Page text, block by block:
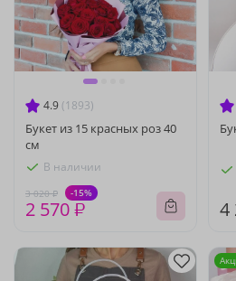
4.9 (1893)
Букет из 15 красных роз 40
см
В наличии
3 020 ₽ -15%
2 570 ₽ 4